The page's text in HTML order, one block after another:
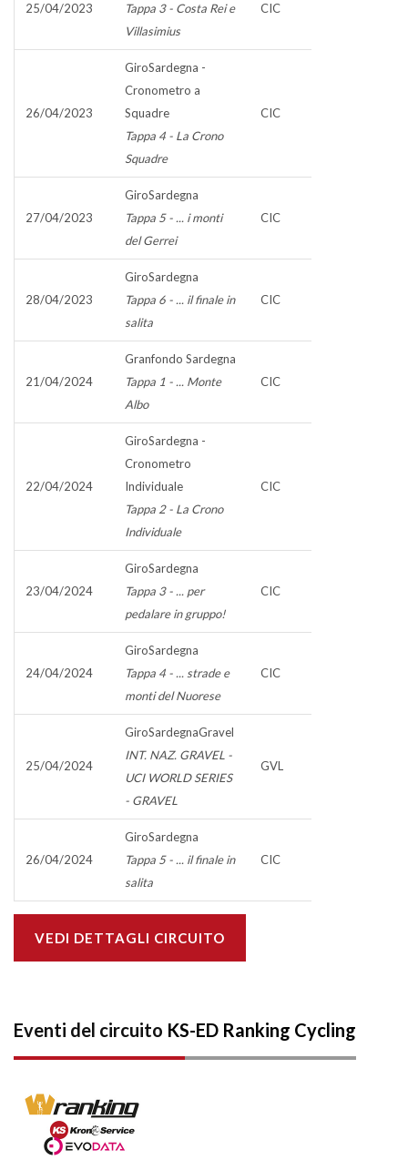
25/04/2023
Tappa 3 - Costa Rei e
Villasimius
CIC
26/04/2023
GiroSardegna -
Cronometro a
Squadre
Tappa 4 - La Crono
Squadre
CIC
27/04/2023
GiroSardegna
Tappa 5 - ... i monti
del Gerrei
CIC
28/04/2023
GiroSardegna
Tappa 6 - ... il finale in
salita
CIC
21/04/2024
Granfondo Sardegna
Tappa 1 - ... Monte
Albo
CIC
22/04/2024
GiroSardegna -
Cronometro
Individuale
Tappa 2 - La Crono
Individuale
CIC
23/04/2024
GiroSardegna
Tappa 3 - ... per
pedalare in gruppo!
CIC
24/04/2024
GiroSardegna
Tappa 4 - ... strade e
monti del Nuorese
CIC
25/04/2024
GiroSardegnaGravel
INT. NAZ. GRAVEL -
UCI WORLD SERIES
- GRAVEL
GVL
26/04/2024
GiroSardegna
Tappa 5 - ... il finale in
salita
CIC
VEDI DETTAGLI CIRCUITO
Eventi del circuito KS-ED Ranking Cycling